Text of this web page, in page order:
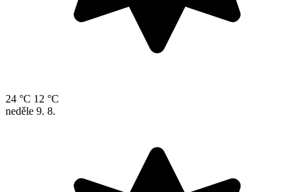
24 °C 12 °C
neděle 9. 8.